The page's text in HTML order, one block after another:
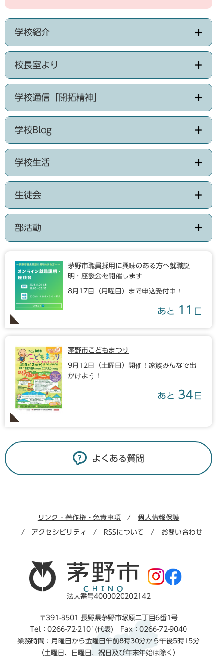
学校紹介
校長室より
学校通信「開拓精神」
学校Blog
学校生活
生徒会
部活動
茅野市職員採用に興味のある方へ就職説
明・座談会を開催します
8月17日（月曜日）まで申込受付中！
あと 11 日
茅野市こどもまつり
9月12日（土曜日）開催！家族みんなで出
かけよう！
あと 34 日
よくある質問
リンク・著作権・免責事項 個人情報保護
アクセシビリティ RSSについて お問い合わせ
法人番号4000020202142
〒391-8501 長野県茅野市塚原二丁目6番1号
Tel：0266-72-2101(代表) Fax：0266-72-9040
業務時間：月曜日から金曜日午前8時30分から午後5時15分
（土曜日、日曜日、祝日及び年末年始は除く）